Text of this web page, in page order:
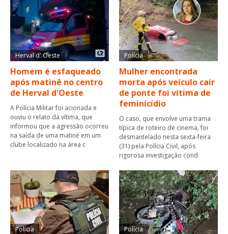
Herval d' Oeste
Homem é esfaqueado
após matinê no centro
de Herval d'Oeste
A Polícia Militar foi acionada e
ouviu o relato da vítima, que
informou que a agressão ocorreu
na saída de uma matiné em um
clube localizado na área c
Polícia
Mulher encontrada
morta após veículo cair
de ponte foi vítima de
feminicídio
O caso, que envolve uma trama
típica de roteiro de cinema, foi
desmantelado nesta sexta-feira
(31) pela Polícia Civil, após
rigorosa investigação cond
Polícia Polícia